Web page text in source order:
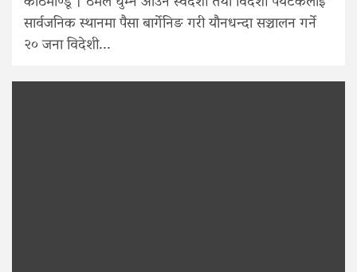
सार्वजनिक स्थानमा पैसा बार्गेनिङ गरी यौनधन्दा सञ्चालन गर्ने
२० जना विदेशी...